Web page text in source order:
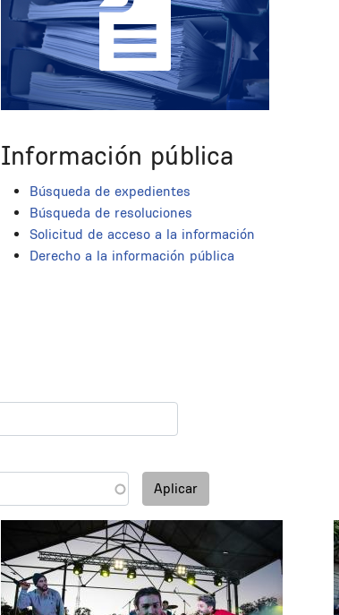
Información pública
Búsqueda de expedientes
Búsqueda de resoluciones
Solicitud de acceso a la información
Derecho a la información pública
Aplicar